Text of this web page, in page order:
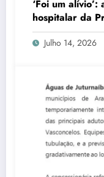
‘Foi um
hospitalar da
transforma
Julho 14, 2026